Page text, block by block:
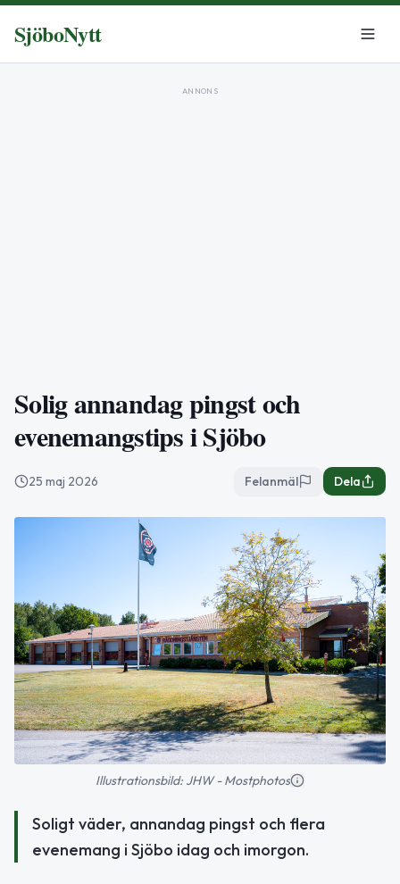
SjöboNytt
ANNONS
Solig annandag pingst och
evenemangstips i Sjöbo
25 maj 2026 Felanmäl Dela
Illustrationsbild: JHW - Mostphotos
Soligt väder, annandag pingst och flera
evenemang i Sjöbo idag och imorgon.